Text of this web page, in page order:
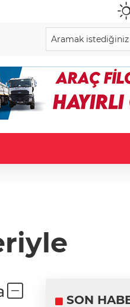
SON